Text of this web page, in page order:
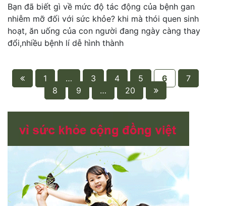
Bạn đã biết gì về mức độ tác động của bệnh gan
nhiễm mỡ đối với sức khỏe? khi mà thói quen sinh
hoạt, ăn uống của con người đang ngày càng thay
đổi,nhiều bệnh lí dễ hình thành
1 … 3 4 5 6
7
8
9 … 20